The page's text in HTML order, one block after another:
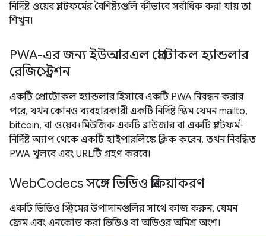
নির্দিষ্ট ওয়েব প্ল্যাটফর্মের বৈশিষ্ট্যগুলি কীভাবে সর্বাধিক করা যায় তা
শিখুন।
PWA-এর জন্য ইউআরএল প্রোটোকল হ্যান্ডলার
রেজিস্ট্রেশন
একটি প্রোটোকল হ্যান্ডলার হিসাবে একটি PWA নিবন্ধন করার
পরে, যখন কোনও ব্যবহারকারী একটি নির্দিষ্ট স্কিম যেমন mailto,
bitcoin, বা ওয়েব+মিউজিক একটি ব্রাউজার বা একটি প্ল্যাটফর্ম-
নির্দিষ্ট অ্যাপ থেকে একটি হাইপারলিঙ্কে ক্লিক করেন, তখন নিবন্ধিত
PWA খুলবে এবং URLটি গ্রহণ করবে।
WebCodecs সঙ্গে ভিডিও প্রক্রিয়াকরণ
একটি ভিডিও স্ট্রিমের উপাদানগুলির সাথে কাজ করুন, যেমন
ফ্রেম এবং এনকোড করা ভিডিও বা অডিওর অমিশ্র অংশ।